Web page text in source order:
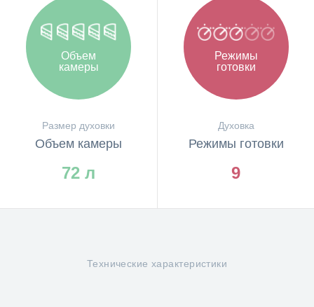
Объем
камеры
Размер духовки
Объем камеры
72 л
Режимы
готовки
Духовка
Режимы готовки
9
Технические характеристики